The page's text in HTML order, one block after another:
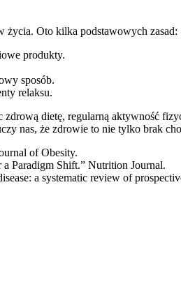
życia. Oto kilka podstawowych zasad:
produkty.
sposób.
relaksu.
dietę, regularną aktywność
nas, że zdrowie to nie tylko brak
of Obesity.
Paradigm Shift.” Nutrition Journal.
a systematic review of